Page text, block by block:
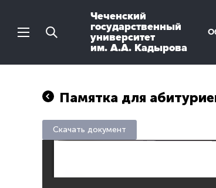
Чеченский
государственный
университет
им. А.А. Кадырова
Памятка для
Скачать документ